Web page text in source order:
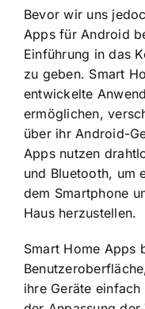
Bevor wir uns
Apps für Android
Einführung in das
zu geben. Smart
entwickelte
ermöglichen,
über ihr Android-
Apps nutzen
und Bluetooth, um
dem Smartphone
Haus herzustellen.
Smart Home Apps
ihre Geräte